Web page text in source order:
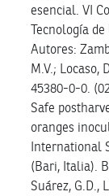
esencial. VI
Tecnología
Autores:
M.V.; Locaso,
45380-0-0.
Safe
oranges
International
(Bari, Italia).
Suárez, G.D.,